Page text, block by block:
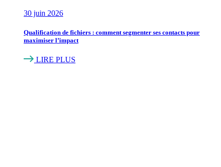
30 juin 2026
Qualification de fichiers : comment segmenter ses contacts pour
maximiser l’impact
LIRE PLUS